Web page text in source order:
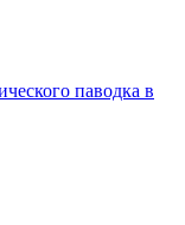
паводка в